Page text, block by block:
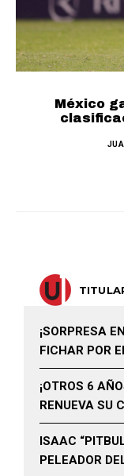
México
¡SORPRESA
FICHAR POR
¡OTROS 6
RENUEVA SU
ISAAC
PELEADOR